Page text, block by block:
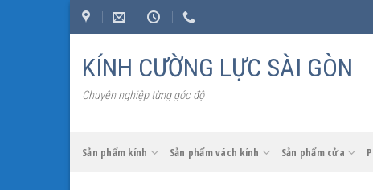
Skip
content
KÍNH CƯỜNG LỰC SÀI GÒN
Chuyên nghiệp từng góc độ
Sản phẩm kính Sản phẩm vách kính Sản phẩm cửa